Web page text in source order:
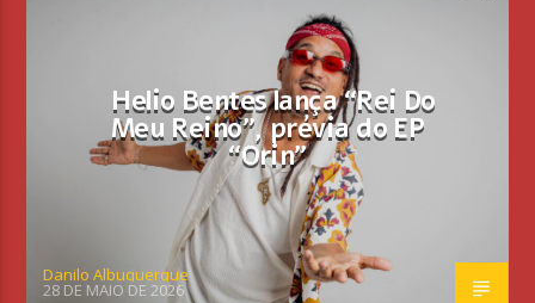
Helio Bentes lança “Rei Do
Meu Reino”, prévia do EP
“Orin”
Danilo Albuquerque
28 DE MAIO DE 2026